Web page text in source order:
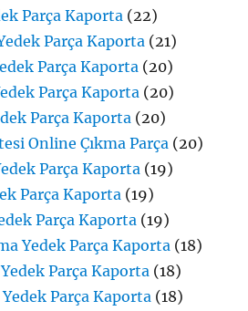
Parça Kaporta (22)
Parça Kaporta (21)
Parça Kaporta (20)
Parça Kaporta (20)
Parça Kaporta (20)
Online Çıkma Parça (20)
Parça Kaporta (19)
Parça Kaporta (19)
Parça Kaporta (19)
Yedek Parça Kaporta (18)
Parça Kaporta (18)
Parça Kaporta (18)